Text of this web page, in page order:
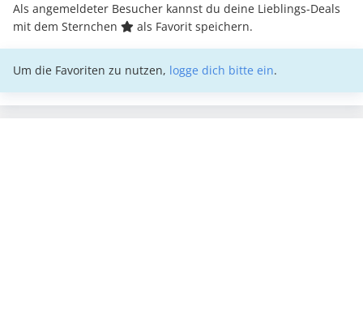
Als angemeldeter Besucher kannst du deine Lieblings-Deals
mit dem Sternchen
als Favorit speichern.
Um die Favoriten zu nutzen, logge dich bitte ein.